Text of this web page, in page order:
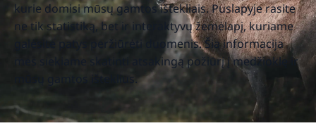
kurie domisi mūsų gamtos ištekliais. Puslapyje rasite
ne tik statistiką, bet ir interaktyvų žemėlapį, kuriame
galėsite patys peržiūrėti duomenis. Šia informacija
mes siekiame skatinti atsakingą požiūrį į medžioklę ir
mūsų gamtos išteklius.